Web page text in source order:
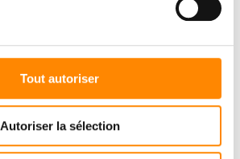
Tout autoriser
Autoriser la sélection